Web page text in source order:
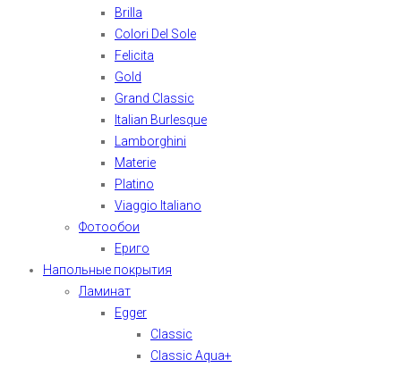
Brilla
Colori Del Sole
Felicita
Gold
Grand Classic
Italian Burlesque
Lamborghini
Materie
Platino
Viaggio Italiano
Фотообои
Ериго
Напольные покрытия
Ламинат
Egger
Classic
Classic Aqua+